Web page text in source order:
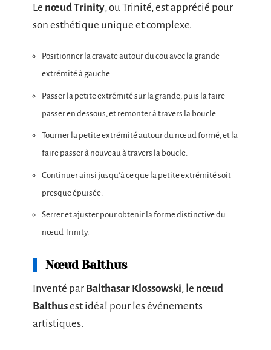
Le nœud Trinity, ou Trinité, est apprécié pour
son esthétique unique et complexe.
Positionner la cravate autour du cou avec la grande
extrémité à gauche.
Passer la petite extrémité sur la grande, puis la faire
passer en dessous, et remonter à travers la boucle.
Tourner la petite extrémité autour du nœud formé, et la
faire passer à nouveau à travers la boucle.
Continuer ainsi jusqu’à ce que la petite extrémité soit
presque épuisée.
Serrer et ajuster pour obtenir la forme distinctive du
nœud Trinity.
Nœud Balthus
Inventé par Balthasar Klossowski, le nœud
Balthusest idéal pour les événements
artistiques.